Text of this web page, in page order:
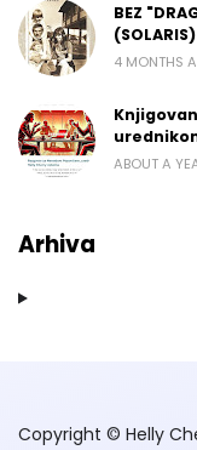
BEZ
4 MONTHS
ABOUT A
Arhiva
Copyright © Helly